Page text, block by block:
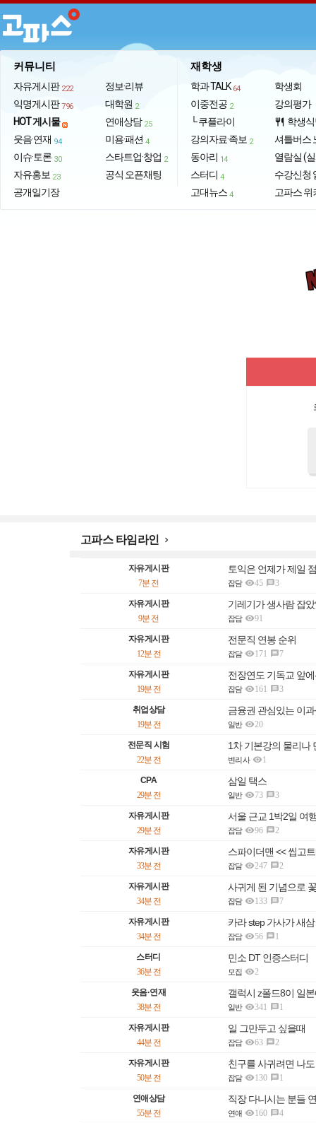
커뮤니티
자유게시판 222
익명게시판 796
HOT 게시물
웃음·연재 94
이슈·토론 30
자유홍보 23
공개일기장
정보·리뷰
대학원 2
연애상담 25
미용·패션 4
스타트업·창업 2
공식 오픈채팅
재학생
학과 TALK 64
이중전공 2
└ 쿠플라이
강의자료·족보 2
동아리 14
스터디 4
고대뉴스 4
학생회
강의평가
restaurant 학생
셔틀버스
열람실 (
수강신청
고파스 위
고파스 타임라인 
자유게시판 토익은 언제가 제일
7분 전 잡담 45 3
자유게시판 기레기가 생사람 잡
9분 전 잡담 91
자유게시판 전문직 연봉 순위
12분 전 잡담 171 7
자유게시판 전장연도 기독교 앞
19분 전 잡담 161 3
취업상담 금융권 관심있는 이
19분 전 일반 20
전문직 시험 1차 기본강의 물리나
22분 전 변리사 1
CPA 삼일 택스
29분 전 일반 73 3
자유게시판 서울 근교 1박2일 여
29분 전 잡담 96 2
자유게시판 스파이더맨 << 씹고
33분 전 잡담 247 2
자유게시판 사귀게 된 기념으로
34분 전 잡담 133 7
자유게시판 카라 step 가사가 새
34분 전 잡담 56 1
스터디 민소 DT 인증스터디
36분 전 모집 2
웃음·연재 갤럭시 z폴드8이 일
38분 전 일반 341 1
자유게시판 일 그만두고 싶을때
44분 전 잡담 63 2
자유게시판 친구를 사귀려면 나
50분 전 잡담 130 1
연애상담 직장 다니시는 분들
55분 전 연애 160 4